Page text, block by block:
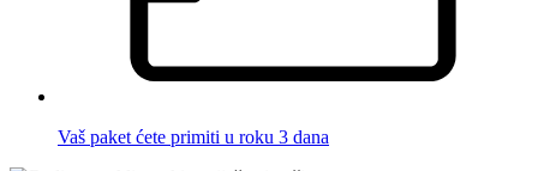
Vaš paket ćete primiti u roku 3 dana